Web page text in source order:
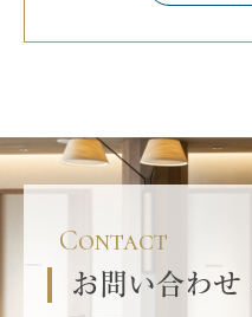
Contact
お問い合わせ